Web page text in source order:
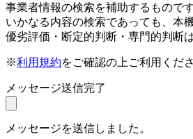
事業者情報の検索を補助するものです
いかなる内容の検索であっても、本
優劣評価・断定的判断・専門的判断
※利用規約をご確認の上ご利用くだ
メッセージ送信完了
メッセージを送信しました。